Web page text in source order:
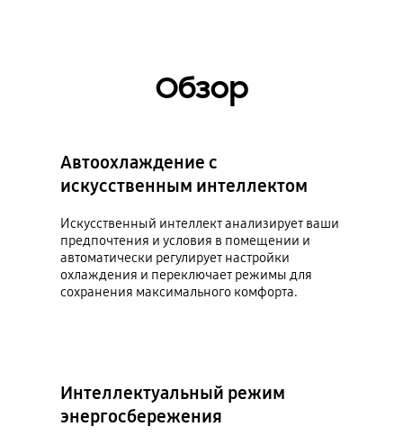
Обзор
Автоохлаждение с
искусственным интеллектом
Искусственный интеллект анализирует ваши
предпочтения и условия в помещении и
автоматически регулирует настройки
охлаждения и переключает режимы для
сохранения максимального комфорта.
Интеллектуальный режим
энергосбережения